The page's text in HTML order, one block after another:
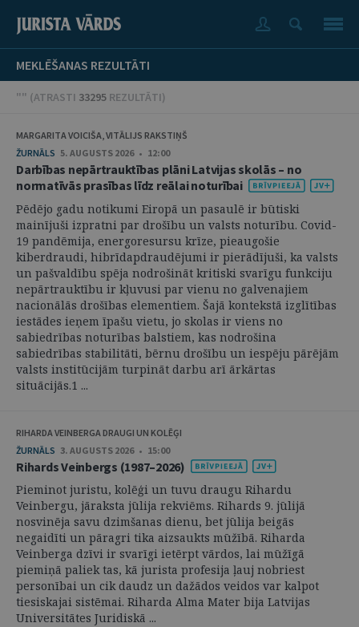
MEKLĒŠANAS REZULTĀTI
"" (ATRASTI 33295 REZULTĀTI)
MARGARITA VOICIŠA, VITĀLIJS RAKSTIŅŠ
ŽURNĀLS 5. AUGUSTS 2026 • 12:00
Darbības nepārtrauktības plāni Latvijas skolās – no
normatīvās prasības līdz reālai noturībai
Pēdējo gadu notikumi Eiropā un pasaulē ir būtiski
mainījuši izpratni par drošību un valsts noturību. Covid-
19 pandēmija, energoresursu krīze, pieaugošie
kiberdraudi, hibrīdapdraudējumi ir pierādījuši, ka valsts
un pašvaldību spēja nodrošināt kritiski svarīgu funkciju
nepārtrauktību ir kļuvusi par vienu no galvenajiem
nacionālās drošības elementiem. Šajā kontekstā izglītības
iestādes ieņem īpašu vietu, jo skolas ir viens no
sabiedrības noturības balstiem, kas nodrošina
sabiedrības stabilitāti, bērnu drošību un iespēju pārējām
valsts institūcijām turpināt darbu arī ārkārtas
situācijās.1 ...
RIHARDA VEINBERGA DRAUGI UN KOLĒĢI
ŽURNĀLS 3. AUGUSTS 2026 • 15:00
Rihards Veinbergs (1987–2026)
Pieminot juristu, kolēģi un tuvu draugu Rihardu
Veinbergu, jāraksta jūlija rekviēms. Rihards 9. jūlijā
nosvinēja savu dzimšanas dienu, bet jūlija beigās
negaidīti un pāragri tika aizsaukts mūžībā. Riharda
Veinberga dzīvi ir svarīgi ietērpt vārdos, lai mūžīgā
piemiņā paliek tas, kā jurista profesija ļauj nobriest
personībai un cik daudz un dažādos veidos var kalpot
tiesiskajai sistēmai. Riharda Alma Mater bija Latvijas
Universitātes Juridiskā ...